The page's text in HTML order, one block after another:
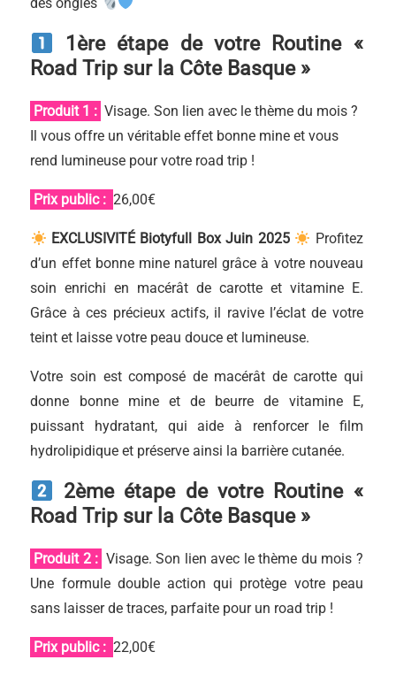
des ongles
1ère étape de votre Routine «
Road Trip sur la Côte Basque »
Produit 1 : Visage. Son lien avec le thème du mois ?
Il vous offre un véritable effet bonne mine et vous
rend lumineuse pour votre road trip !
Prix public : 26,00€
EXCLUSIVITÉ Biotyfull Box Juin 2025
Profitez
d’un effet bonne mine naturel grâce à votre nouveau
soin enrichi en macérât de carotte et vitamine E.
Grâce à ces précieux actifs, il ravive l’éclat de votre
teint et laisse votre peau douce et lumineuse.
Votre soin est composé de macérât de carotte qui
donne bonne mine et de beurre de vitamine E,
puissant hydratant, qui aide à renforcer le film
hydrolipidique et préserve ainsi la barrière cutanée.
2ème étape de votre Routine «
Road Trip sur la Côte Basque »
Produit 2 : Visage. Son lien avec le thème du mois ?
Une formule double action qui protège votre peau
sans laisser de traces, parfaite pour un road trip !
Prix public : 22,00€